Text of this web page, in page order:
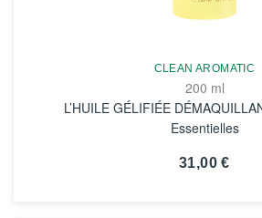
CLEAN AROMATIC
200 ml
L’HUILE GÉLIFIÉE
Essentielles
31,00 €